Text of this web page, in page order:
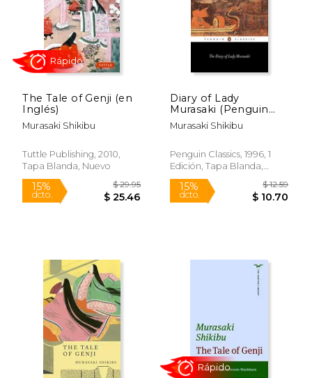
37%
dcto. $ 23.40
16%
dcto.
The Tale of Genji (en
Inglés)
Murasaki Shikibu
Tuttle Publishing, 2010,
Tapa Blanda, Nuevo
15%
dcto. $ 25.46
Diary of Lady
Murasaki (Penguin
Classics) (en Inglés)
Murasaki Shikibu
Penguin Classics, 1996, 1
Edición, Tapa Blanda,
Nuevo
15%
dcto.